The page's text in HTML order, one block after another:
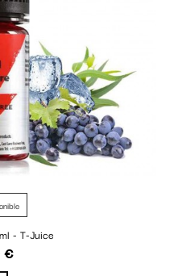
- T-Juice
€